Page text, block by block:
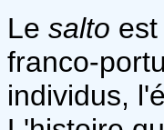
Le salto
franco-
individus,